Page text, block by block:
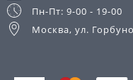
Пн-Пт: 9-00 - 19-00
Москва, ул.